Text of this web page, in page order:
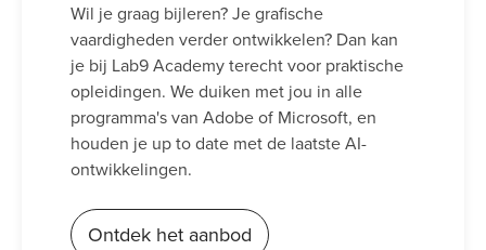
Wil je graag bijleren? Je grafische
vaardigheden verder ontwikkelen? Dan kan
je bij Lab9 Academy terecht voor praktische
opleidingen. We duiken met jou in alle
programma's van Adobe of Microsoft, en
houden je up to date met de laatste AI-
ontwikkelingen.
Ontdek het aanbod